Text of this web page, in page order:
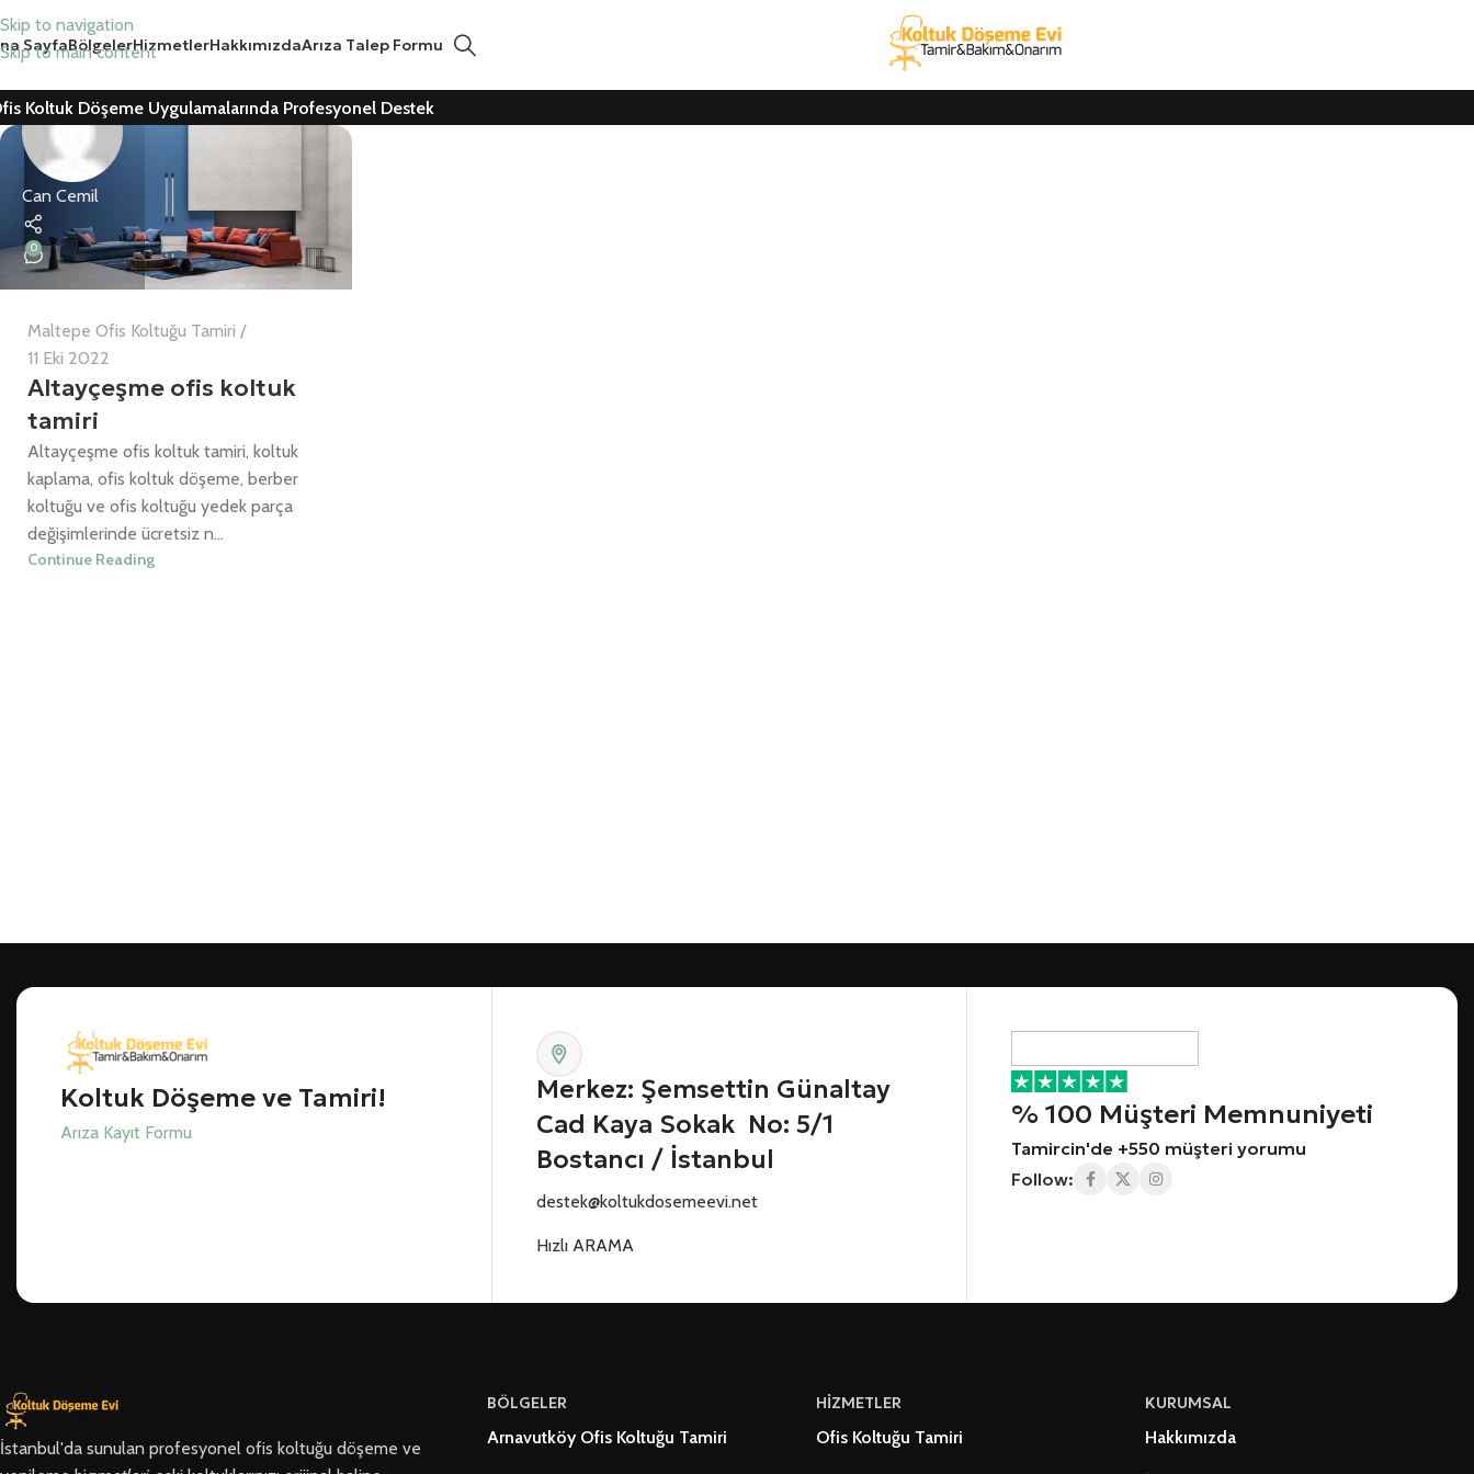
Skip to navigation
Skip to main content
SayfaBölgelerHizmetlerHakkımızdaArıza Talep Formu
Koltuk Döşeme Uygulamalarında Profesyonel Destek
Can Cemil
0
Maltepe Ofis Koltuğu Tamiri
11 Eki 2022
Altayçeşme ofis koltuk
tamiri
Altayçeşme ofis koltuk tamiri, koltuk
kaplama, ofis koltuk döşeme, berber
koltuğu ve ofis koltuğu yedek parça
değişimlerinde ücretsiz n...
Continue Reading
Koltuk Döşeme ve Tamiri!
Arıza Kayıt Formu
Merkez: Şemsettin Günaltay
Cad Kaya Sokak No: 5/1
Bostancı / İstanbul
destek@koltukdosemeevi.net
Hızlı ARAMA
% 100 Müşteri Memnuniyeti
Tamircin'de +550 müşteri yorumu
Follow:
İstanbul'da sunulan profesyonel ofis koltuğu döşeme ve
BÖLGELER
Arnavutköy Ofis Koltuğu Tamiri
HİZMETLER
Ofis Koltuğu Tamiri
KURUMSAL
Hakkımızda